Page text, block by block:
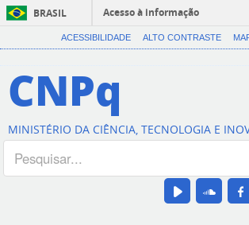
BRASIL
Acesso à informação
ACESSIBILIDADE ALTO CONTRASTE
CNPq
MINISTÉRIO DA CIÊNCIA, TECNOLOGIA E